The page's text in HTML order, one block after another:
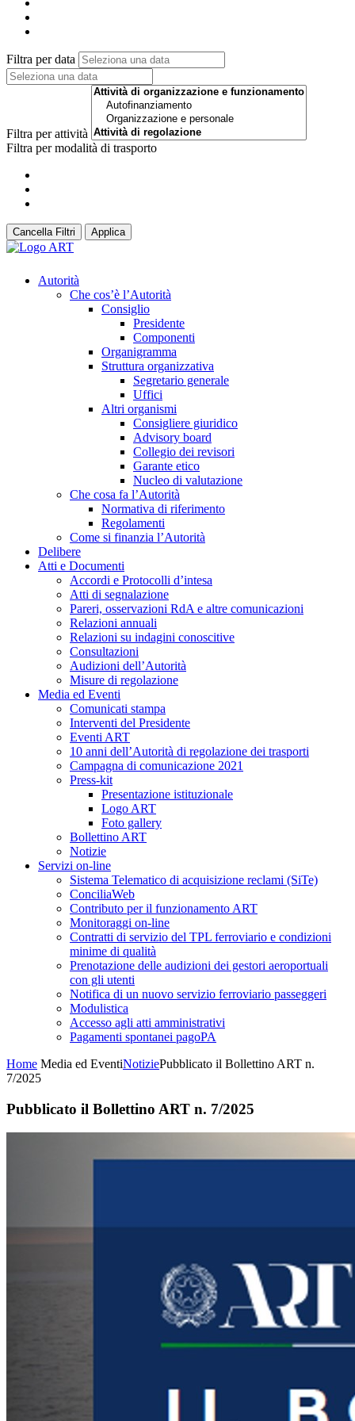
Filtra per data
Filtra per attività
Filtra per modalità di trasporto
Cancella Filtri Applica
Autorità
Che cos’è l’Autorità
Consiglio
Presidente
Componenti
Organigramma
Struttura organizzativa
Segretario generale
Uffici
Altri organismi
Consigliere giuridico
Advisory board
Collegio dei revisori
Garante etico
Nucleo di valutazione
Che cosa fa l’Autorità
Normativa di riferimento
Regolamenti
Come si finanzia l’Autorità
Delibere
Atti e Documenti
Accordi e Protocolli d’intesa
Atti di segnalazione
Pareri, osservazioni RdA e altre comunicazioni
Relazioni annuali
Relazioni su indagini conoscitive
Consultazioni
Audizioni dell’Autorità
Misure di regolazione
Media ed Eventi
Comunicati stampa
Interventi del Presidente
Eventi ART
10 anni dell’Autorità di regolazione dei trasporti
Campagna di comunicazione 2021
Press-kit
Presentazione istituzionale
Logo ART
Foto gallery
Bollettino ART
Notizie
Servizi on-line
Sistema Telematico di acquisizione reclami (SiTe)
ConciliaWeb
Contributo per il funzionamento ART
Monitoraggi on-line
Contratti di servizio del TPL ferroviario e condizioni
minime di qualità
Prenotazione delle audizioni dei gestori aeroportuali
con gli utenti
Notifica di un nuovo servizio ferroviario passeggeri
Modulistica
Accesso agli atti amministrativi
Pagamenti spontanei pagoPA
Home Media ed EventiNotiziePubblicato il Bollettino ART n.
7/2025
Pubblicato il Bollettino ART n. 7/2025